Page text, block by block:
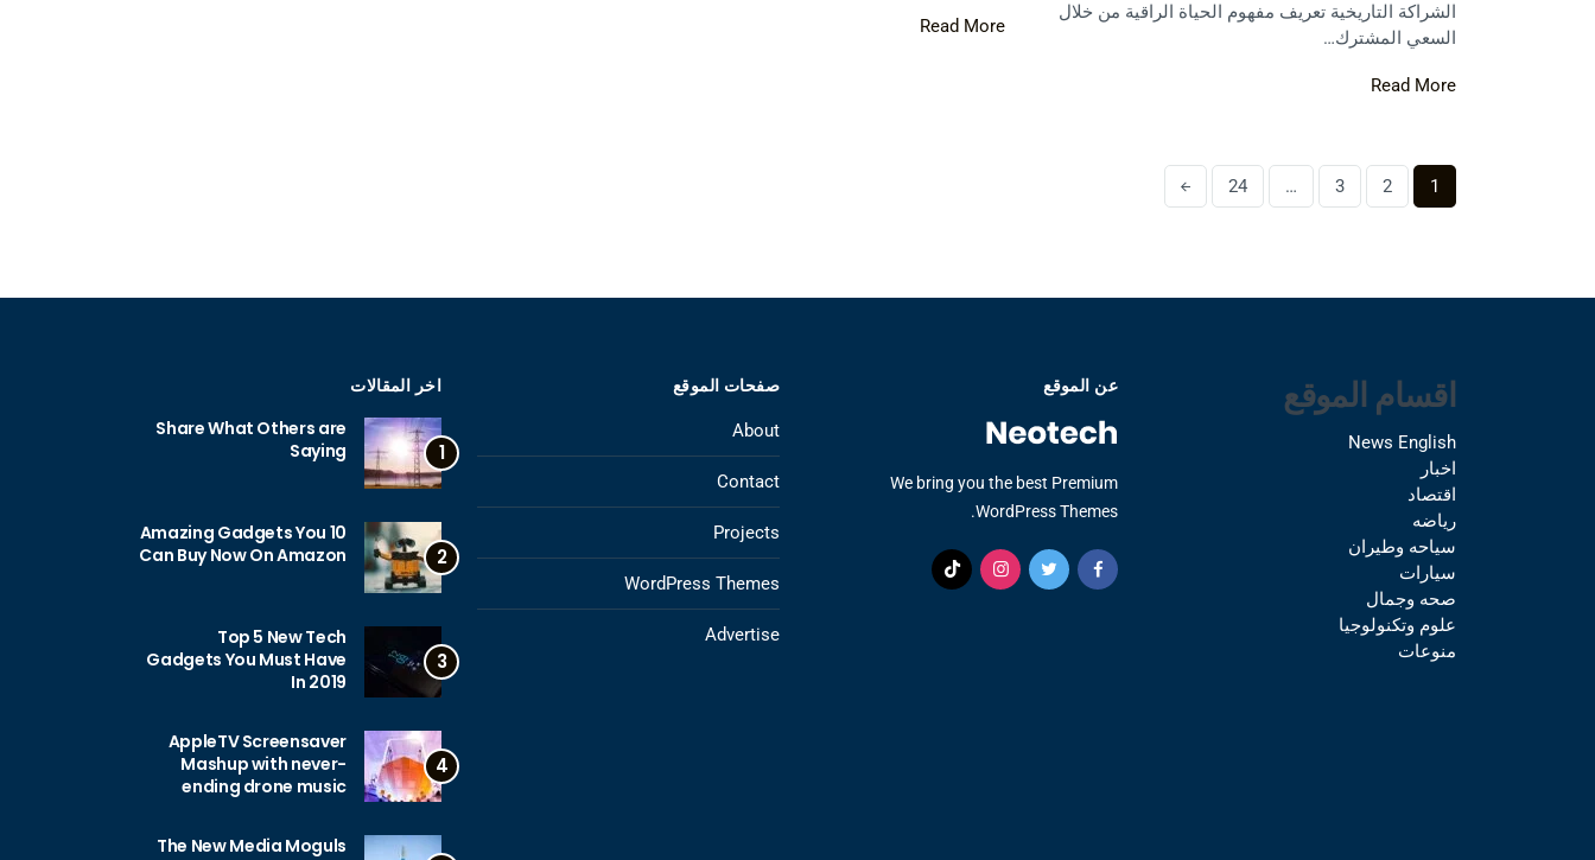
Read More
الشراكة التاريخية تعريف مفهوم الحياة الراقية من خلال
السعي المشترك…
Read More
1
2
3
…
24
اقسام الموقع
News English
اخبار
اقتصاد
رياضه
سياحه وطيران
سيارات
صحه وجمال
علوم وتكنولوجيا
منوعات
عن الموقع
We bring you the best Premium
WordPress Themes.
صفحات الموقع
About
Contact
Projects
WordPress Themes
Advertise
اخر المقالات
1
Share What Others are
Saying
2
10 Amazing Gadgets You
Can Buy Now On Amazon
3
Top 5 New Tech
Gadgets You Must Have
In 2019
4
AppleTV Screensaver
Mashup with never-
ending drone music
The New Media Moguls